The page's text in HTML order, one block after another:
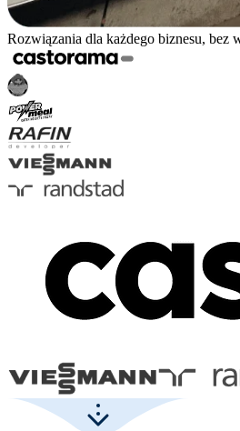
Rozwiązania dla każdego biznesu, bez